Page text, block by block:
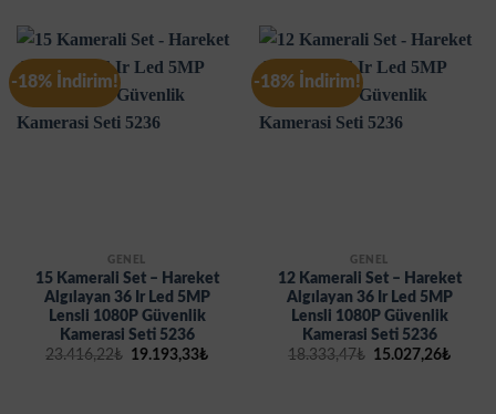
-18% İndirim!
GENEL
15 Kamerali Set – Hareket
Algılayan 36 Ir Led 5MP
Lensli 1080P Güvenlik
Kamerasi Seti 5236
23.416,22₺ Orijinal
19.193,33₺Şu
-18% İndirim!
GENEL
12 Kamerali Set – Hareket
Algılayan 36 Ir Led 5MP
Lensli 1080P Güvenlik
Kamerasi Seti 5236
18.333,47₺ Orijinal
15.027,26₺Şu